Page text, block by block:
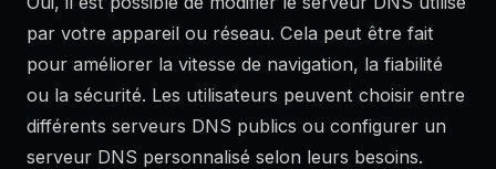
par votre appareil ou réseau. Cela peut être fait
pour améliorer la vitesse de navigation, la fiabilité
ou la sécurité. Les utilisateurs peuvent choisir entre
différents serveurs DNS publics ou configurer un
serveur DNS personnalisé selon leurs besoins.